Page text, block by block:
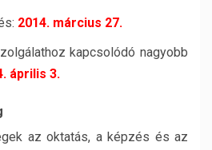
2014. március 27.
kapcsolódó nagyobb
április 3.
az oktatás, a képzés és az